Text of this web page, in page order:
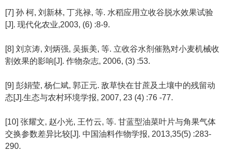
[7] 孙 柯, 刘新林, 丁兆禄, 等. 水稻应用立收谷脱水效果试验
[J]. 现代化农业,2003, (6) :8-9.
[8] 刘京涛, 刘炳强, 吴振美, 等. 立收谷水剂催熟对小麦机械收
割效果的影响[J]. 作物杂志, 2006, (3) :53.
[9] 彭娟莹, 杨仁斌, 郭正元. 敌草快在甘蔗及土壤中的残留动
态[J].生态与农村环境学报, 2007, 23 (4) :76 -77.
[10] 张耀文, 赵小光, 王竹云, 等. 甘蓝型油菜叶片与角果气体
交换参数差异比较[J]. 中国油料作物学报, 2013,35(5) :283-
290.